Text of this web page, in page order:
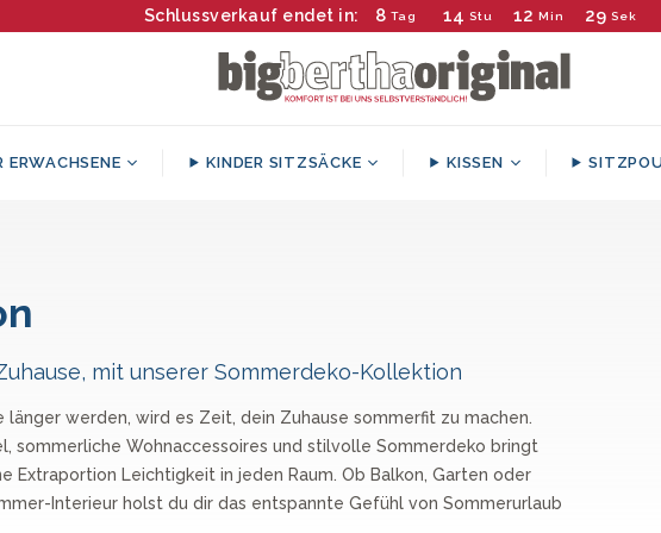
Schlussverkauf endet in: 8 Tag 14 Stu 12 Min 28 Sek
Sitzsäcke
Outdoor
Sitzsack
Sessel
Sitzsacke
Gaming
€99.90
Klassischer
€99.90
€99.90
KINDER SITZSÄCKE
Geeignet
für
Kleinkinder
und
junge
Kinder
Sitzsack
€55.90
Klassicher
€79.90
€129.90
KISSEN
mit unserer Sommerdeko-Kollektion
werden, wird es Zeit, dein Zuhause sommerfit zu machen.
sommerliche Wohnaccessoires und stilvolle Sommerdeko bringt
Extraportion Leichtigkeit in jeden Raum. Ob Balkon, Garten oder
Interieur holst du dir das entspannte Gefühl von Sommerurlaub